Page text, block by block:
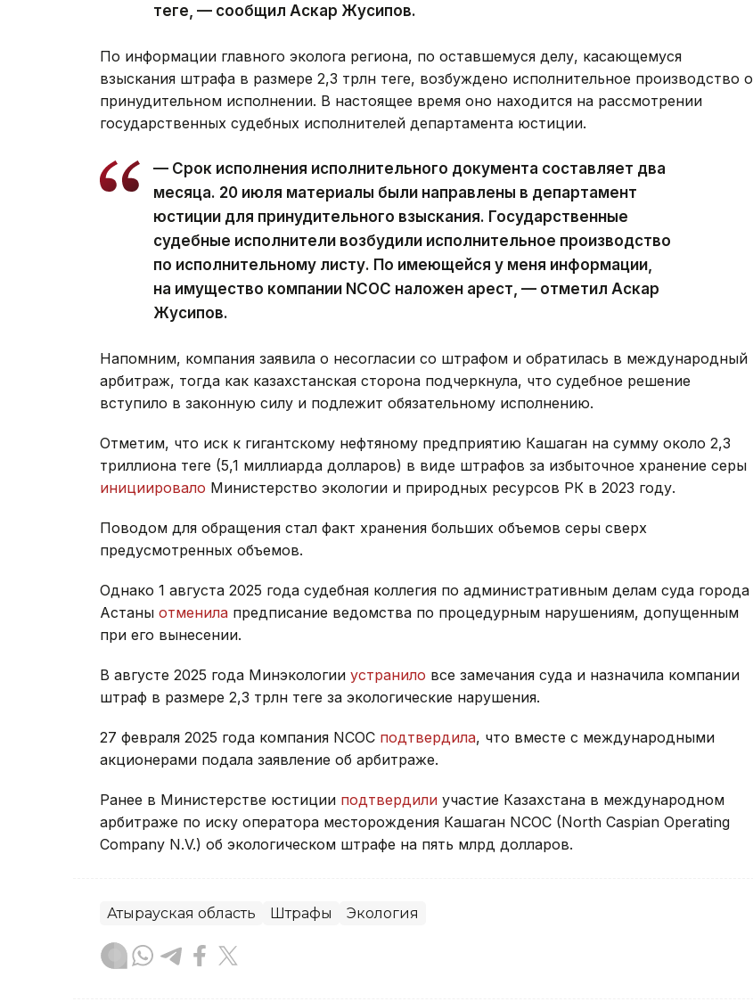
теңге, — сообщил Аскар Жусипов.
По информации главного эколога региона, по оставшемуся делу, касающемуся
взыскания штрафа в размере 2,3 трлн теңге, возбуждено исполнительное производство о
принудительном исполнении. В настоящее время оно находится на рассмотрении
государственных судебных исполнителей департамента юстиции.
— Срок исполнения исполнительного документа составляет два
месяца. 20 июля материалы были направлены в департамент
юстиции для принудительного взыскания. Государственные
судебные исполнители возбудили исполнительное производство
по исполнительному листу. По имеющейся у меня информации,
на имущество компании NCOC наложен арест, — отметил Аскар
Жусипов.
Напомним, компания заявила о несогласии со штрафом и обратилась в международный
арбитраж, тогда как казахстанская сторона подчеркнула, что судебное решение
вступило в законную силу и подлежит обязательному исполнению.
Отметим, что иск к гигантскому нефтяному предприятию Кашаган на сумму около 2,3
триллиона теңге (5,1 миллиарда долларов) в виде штрафов за избыточное хранение серы
инициировало Министерство экологии и природных ресурсов РК в 2023 году.
Поводом для обращения стал факт хранения больших объемов серы сверх
предусмотренных объемов.
Однако 1 августа 2025 года судебная коллегия по административным делам суда города
Астаны отменила предписание ведомства по процедурным нарушениям, допущенным
при его вынесении.
В августе 2025 года Минэкологии устранило все замечания суда и назначила компании
штраф в размере 2,3 трлн теңге за экологические нарушения.
27 февраля 2025 года компания NCOC подтвердила, что вместе с международными
акционерами подала заявление об арбитраже.
Ранее в Министерстве юстиции подтвердили участие Казахстана в международном
арбитраже по иску оператора месторождения Кашаган NCOC (North Caspian Operating
Company N.V.) об экологическом штрафе на пять млрд долларов.
Атырауская область Штрафы Экология